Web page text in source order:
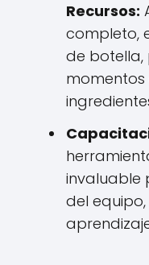
Recursos:
completo,
de botella,
invaluable
del